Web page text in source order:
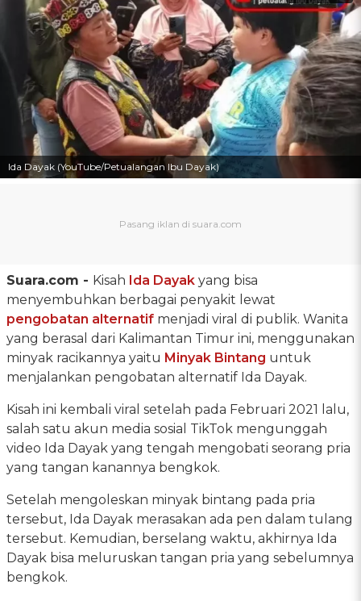
Ida Dayak (YouTube/Petualangan Ibu Dayak)
Suara.com - Kisah Ida Dayak yang bisa
menyembuhkan berbagai penyakit lewat
pengobatan alternatif menjadi viral di publik. Wanita
yang berasal dari Kalimantan Timur ini, menggunakan
minyak racikannya yaitu Minyak Bintang untuk
menjalankan pengobatan alternatif Ida Dayak.
Kisah ini kembali viral setelah pada Februari 2021 lalu,
salah satu akun media sosial TikTok mengunggah
video Ida Dayak yang tengah mengobati seorang pria
yang tangan kanannya bengkok.
Setelah mengoleskan minyak bintang pada pria
tersebut, Ida Dayak merasakan ada pen dalam tulang
tersebut. Kemudian, berselang waktu, akhirnya Ida
Dayak bisa meluruskan tangan pria yang sebelumnya
bengkok.